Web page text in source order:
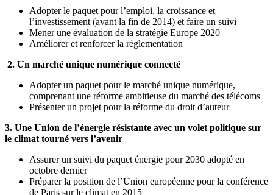
Adopter le paquet pour l’emploi, la croissance et
l’investissement (avant la fin de 2014) et faire un suivi
Mener une évaluation de la stratégie Europe 2020
Améliorer et renforcer la réglementation
2. Un marché unique numérique connecté
Adopter un paquet pour le marché unique numérique,
comprenant une réforme ambitieuse du marché des télécoms
Présenter un projet pour la réforme du droit d’auteur
3. Une Union de l’énergie résistante avec un volet politique sur
le climat tourné vers l’avenir
Assurer un suivi du paquet énergie pour 2030 adopté en
octobre dernier
Préparer la position de l’Union européenne pour la conférence
de Paris sur le climat en 2015